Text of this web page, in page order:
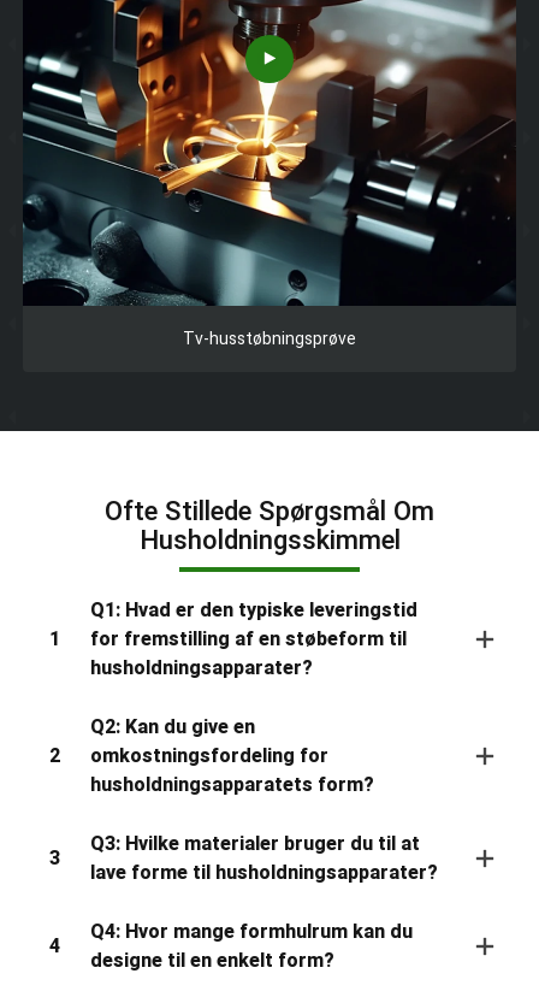
Tv-husstøbningsprøve
Ofte Stillede Spørgsmål Om
Husholdningsskimmel
1
Q1: Hvad er den typiske leveringstid
for fremstilling af en støbeform til
husholdningsapparater?
2
Q2: Kan du give en
omkostningsfordeling for
husholdningsapparatets form?
3
Q3: Hvilke materialer bruger du til at
lave forme til husholdningsapparater?
4
Q4: Hvor mange formhulrum kan du
designe til en enkelt form?